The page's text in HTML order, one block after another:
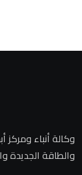
وكالة أنباء ومركز
والطاقة الجديدة